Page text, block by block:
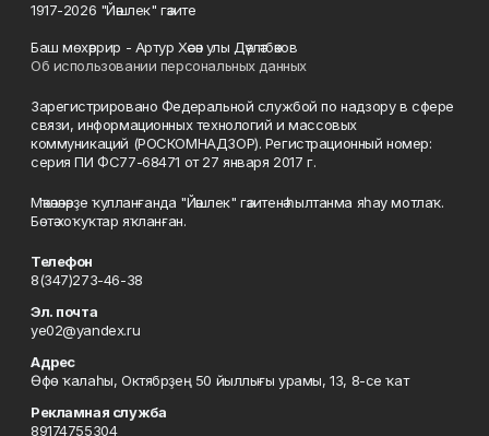
1917-2026 "Йәшлек" гәзите
Баш мөхәррир - Артур Хәсән улы Дәүләтбәков
Об использовании персональных данных
Зарегистрировано Федеральной службой по надзору в сфере
связи, информационных технологий и массовых
коммуникаций (РОСКОМНАДЗОР). Регистрационный номер:
серия ПИ ФС77-68471 от 27 января 2017 г.
Мәҡәләләрҙе ҡулланғанда "Йәшлек" гәзитенә һылтанма яһау мотлаҡ.
Бөтә хоҡуҡтар яҡланған.
Телефон
8(347)273-46-38
Эл. почта
ye02@yandex.ru
Адрес
Өфө ҡалаһы, Октябрҙең 50 йыллығы урамы, 13, 8-се ҡат
Рекламная служба
89174755304